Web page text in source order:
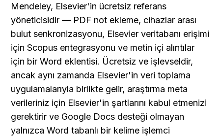
Mendeley, Elsevier'in ücretsiz referans
yöneticisidir — PDF not ekleme, cihazlar arası
bulut senkronizasyonu, Elsevier veritabanı erişimi
için Scopus entegrasyonu ve metin içi alıntılar
için bir Word eklentisi. Ücretsiz ve işlevseldir,
ancak aynı zamanda Elsevier'in veri toplama
uygulamalarıyla birlikte gelir, araştırma meta
verileriniz için Elsevier'in şartlarını kabul etmenizi
gerektirir ve Google Docs desteği olmayan
yalnızca Word tabanlı bir kelime işlemci